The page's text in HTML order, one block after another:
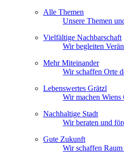
Alle Themen
Unsere Themen
Vielfältige Nachbarschaft
Wir begleiten
Mehr Miteinander
Wir schaffen Orte
Lebenswertes Grätzl
Wir machen
Nachhaltige Stadt
Wir beraten und
Gute Zukunft
Wir schaffen